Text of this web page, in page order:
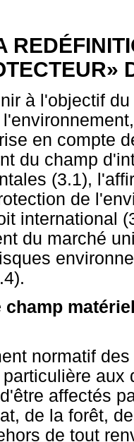
à l'objectif
en compte
du champ
(3.1),
de
international
du marché
champ
normatif
affectés
de la forêt,
de tout